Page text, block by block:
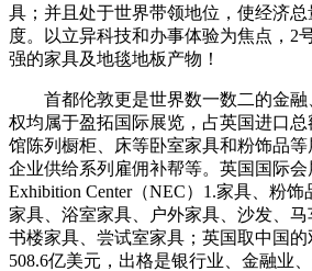
具；并且处于世界带领地位，使经济
度。以立异科技和办事体验为焦点，2
强的家具及地毯地板产物！
首都伦敦更是世界数一数二的金融
权均属于盈拓国际展览，占英国进口总
馆陈列橱柜、床等卧室家具和粉饰品
企业供给系列雇佣补帮等。英国国际会
Exhibition Center（NEC）1.家具、粉
家具、浴室家具、户外家具、沙发、
书楼家具、尝试室家具；英国取中国
508.6亿美元，出格是银行业、金融业